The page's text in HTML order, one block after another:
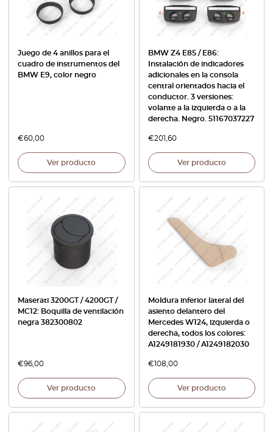
Juego de 4 anillos para el
cuadro de instrumentos del
BMW E9, color negro
€60,00
Ver producto
BMW Z4 E85 / E86:
Instalación de indicadores
adicionales en la consola
central orientados hacia el
conductor. 3 versiones:
volante a la izquierda o a la
derecha. Negro. 51167037227
€201,60
Ver producto
Maserati 3200GT / 4200GT /
MC12: Boquilla de ventilación
negra 382300802
€96,00
Ver producto
Moldura inferior lateral del
asiento delantero del
Mercedes W124, izquierda o
derecha, todos los colores:
A1249181930 / A1249182030
€108,00
Ver producto